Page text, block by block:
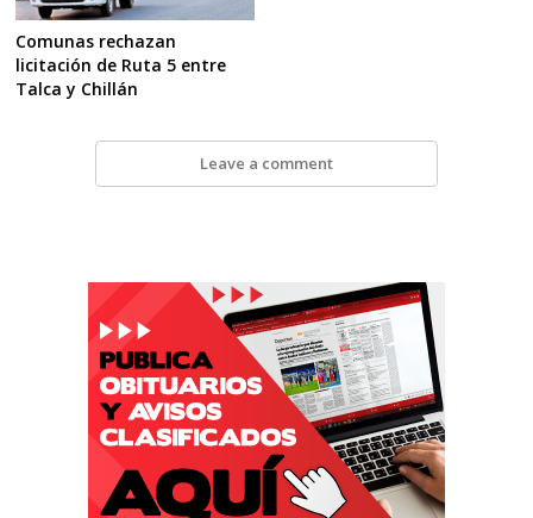
Comunas rechazan
licitación de Ruta 5 entre
Talca y Chillán
Leave a comment